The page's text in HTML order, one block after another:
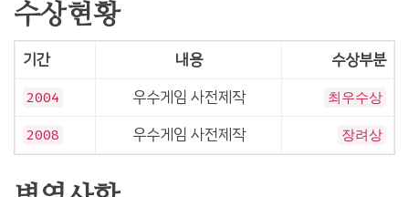
수상현황
기간 내용 수상부분
2004 우수게임 사전제작 최우수상
2008 우수게임 사전제작 장려상